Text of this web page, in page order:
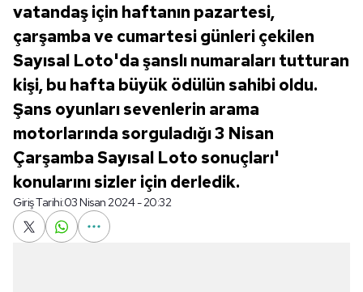
vatandaş için haftanın pazartesi,
çarşamba ve cumartesi günleri çekilen
Sayısal Loto'da şanslı numaraları tutturan
kişi, bu hafta büyük ödülün sahibi oldu.
Şans oyunları sevenlerin arama
motorlarında sorguladığı 3 Nisan
Çarşamba Sayısal Loto sonuçları'
konularını sizler için derledik.
Giriş Tarihi:03 Nisan 2024 - 20:32